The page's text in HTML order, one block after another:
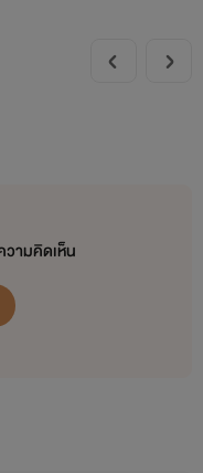
วามคิดเห็น